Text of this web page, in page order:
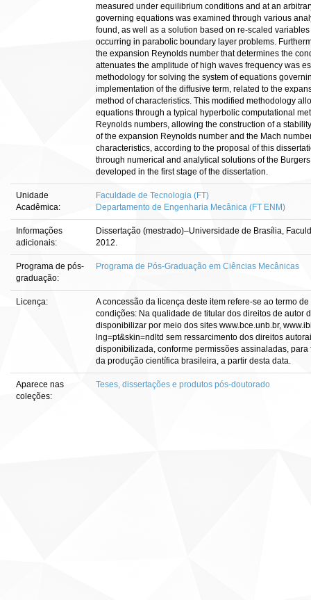
measured under equilibrium conditions and at an
governing equations was examined through various
found, as well as a solution based on re-scaled
occurring in parabolic boundary layer problems.
the expansion Reynolds number that determines the
attenuates the amplitude of high waves frequency was
methodology for solving the system of equations
implementation of the diffusive term, related to the
method of characteristics. This modified methodology
equations through a typical hyperbolic computational
Reynolds numbers, allowing the construction of a
of the expansion Reynolds number and the Mach
characteristics, according to the proposal of this
through numerical and analytical solutions of the
developed in the first stage of the dissertation.
Unidade
Acadêmica:
Faculdade de Tecnologia (FT)
Departamento de Engenharia Mecânica (FT ENM)
Informações
adicionais:
Dissertação (mestrado)–Universidade de Brasília,
2012.
Programa de pós-
graduação:
Programa de Pós-Graduação em Ciências Mecânicas
Licença:
A concessão da licença deste item refere-se ao termo
condições: Na qualidade de titular dos direitos de autor
disponibilizar por meio dos sites www.bce.unb.br,
lng=pt&skin=ndltd sem ressarcimento dos direitos
disponibilizada, conforme permissões assinaladas,
da produção científica brasileira, a partir desta data.
Aparece nas
coleções:
Teses, dissertações e produtos pós-doutorado